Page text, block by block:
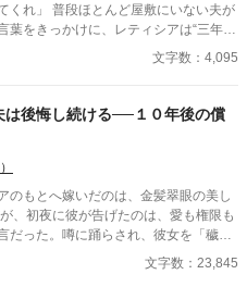
にいない夫が
葉をきっかけに、レティシアは“三年
を屋敷に迎えるこ
を砕く理由などない。 「だって、
。
文字数：4,095
は後悔し続ける──１０年後の償
のもとへ嫁いだのは、金髪翠眼の美し
、初夜に彼が告げたのは、愛も権限も
だった。噂に踊らされ、彼女を「穢れ
しかし、わずか一日でスフィアは姿を
婚姻無効と慰謝料請求の書状──。 王
文字数：23,845